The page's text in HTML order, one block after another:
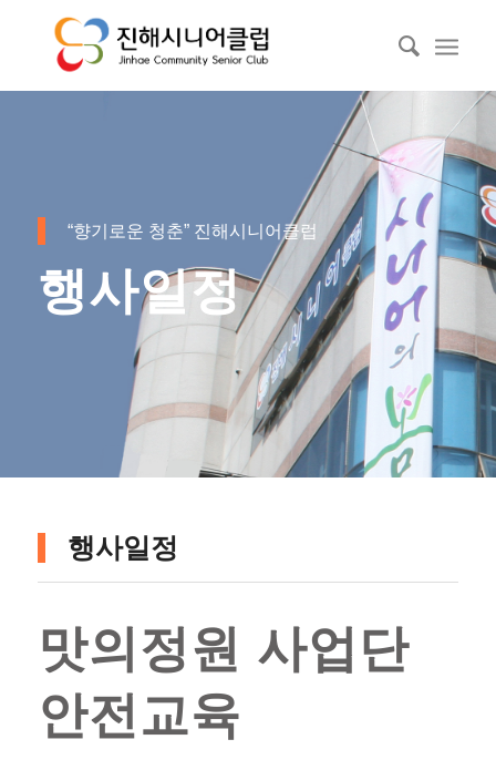
“향기로운 청춘” 진해시니어클럽
행사일정
행사일정
맛의정원 사업단
안전교육